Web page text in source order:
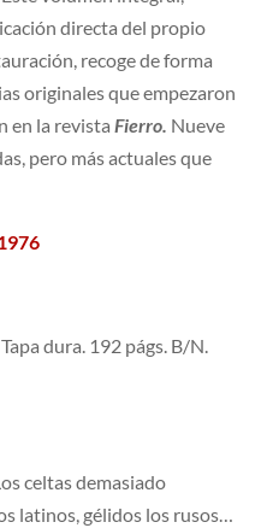
directa del propio
recoge de forma
originales que empezaron
en la revistaFierro. Nueve
pero más actuales que
dura. 192 págs. B/N.
celtas demasiado
latinos, gélidos los rusos…